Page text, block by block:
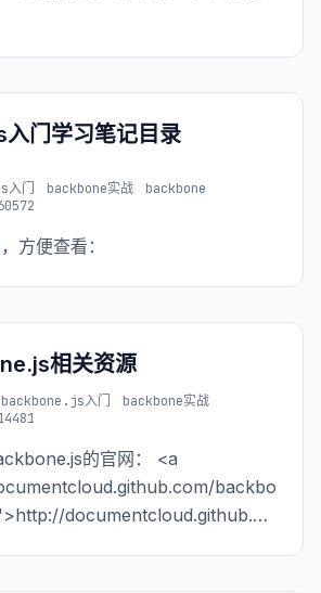
门学习笔记目录
门 backbone实战
backbone
方便查看：
相关资源
backbone.js入门
backbone实战
的官网： <a
backbone"
documentcloud.github.com/